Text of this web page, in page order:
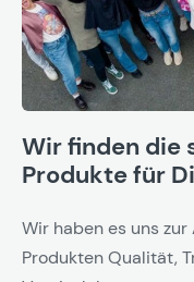
Wir finden die
Produkte für
Wir haben es uns
Produkten Qualität,